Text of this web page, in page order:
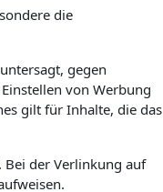
die
gegen
von Werbung
gilt für Inhalte, die das
Bei der Verlinkung auf